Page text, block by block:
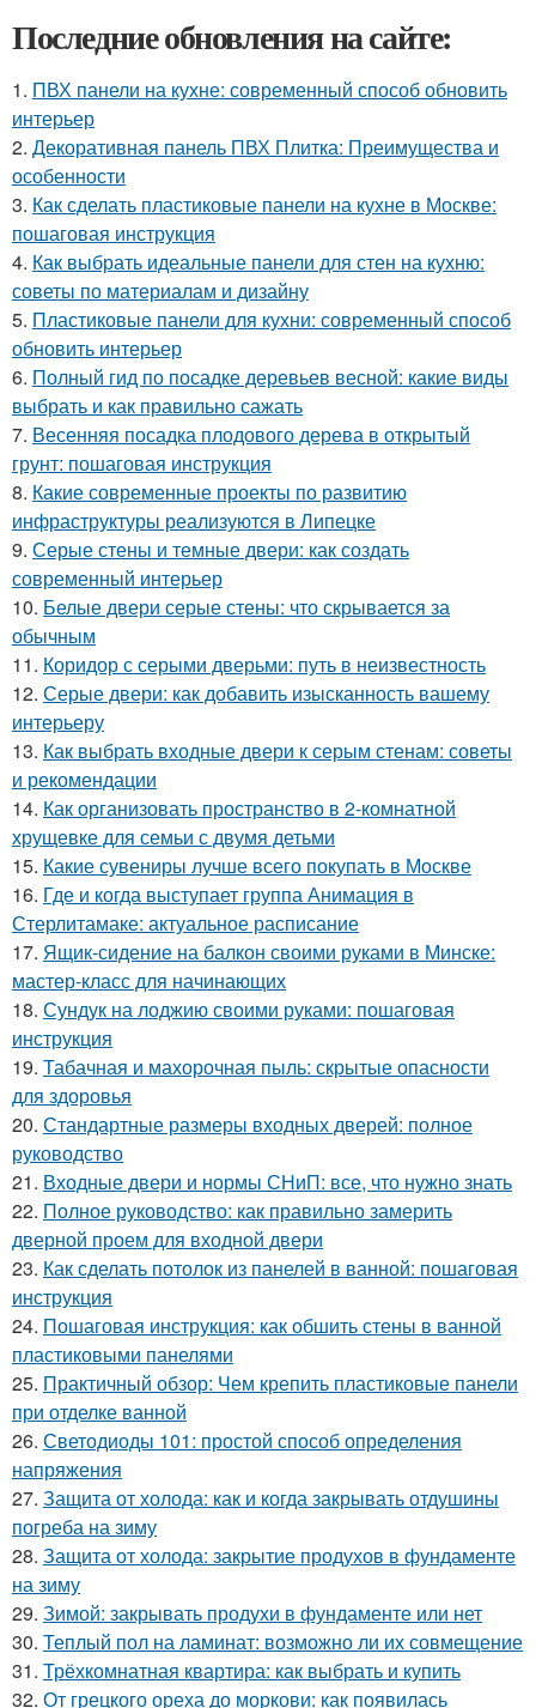
Последние обновления на сайте:
1. ПВХ панели на кухне: современный способ обновить
интерьер
2. Декоративная панель ПВХ Плитка: Преимущества и
особенности
3. Как сделать пластиковые панели на кухне в Москве:
пошаговая инструкция
4. Как выбрать идеальные панели для стен на кухню:
советы по материалам и дизайну
5. Пластиковые панели для кухни: современный способ
обновить интерьер
6. Полный гид по посадке деревьев весной: какие виды
выбрать и как правильно сажать
7. Весенняя посадка плодового дерева в открытый
грунт: пошаговая инструкция
8. Какие современные проекты по развитию
инфраструктуры реализуются в Липецке
9. Серые стены и темные двери: как создать
современный интерьер
10. Белые двери серые стены: что скрывается за
обычным
11. Коридор с серыми дверьми: путь в неизвестность
12. Серые двери: как добавить изысканность вашему
интерьеру
13. Как выбрать входные двери к серым стенам: советы
и рекомендации
14. Как организовать пространство в 2-комнатной
хрущевке для семьи с двумя детьми
15. Какие сувениры лучше всего покупать в Москве
16. Где и когда выступает группа Анимация в
Стерлитамаке: актуальное расписание
17. Ящик-сидение на балкон своими руками в Минске:
мастер-класс для начинающих
18. Сундук на лоджию своими руками: пошаговая
инструкция
19. Табачная и махорочная пыль: скрытые опасности
для здоровья
20. Стандартные размеры входных дверей: полное
руководство
21. Входные двери и нормы СНиП: все, что нужно знать
22. Полное руководство: как правильно замерить
дверной проем для входной двери
23. Как сделать потолок из панелей в ванной: пошаговая
инструкция
24. Пошаговая инструкция: как обшить стены в ванной
пластиковыми панелями
25. Практичный обзор: Чем крепить пластиковые панели
при отделке ванной
26. Светодиоды 101: простой способ определения
напряжения
27. Защита от холода: как и когда закрывать отдушины
погреба на зиму
28. Защита от холода: закрытие продухов в фундаменте
на зиму
29. Зимой: закрывать продухи в фундаменте или нет
30. Теплый пол на ламинат: возможно ли их совмещение
31. Трёхкомнатная квартира: как выбрать и купить
32. От грецкого ореха до моркови: как появилась